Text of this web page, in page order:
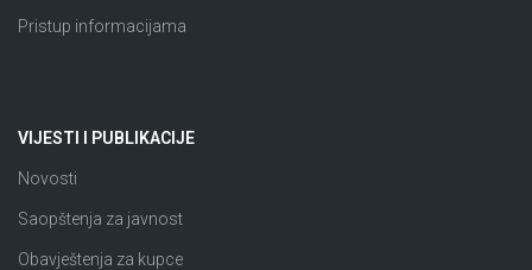
Pristup informacijama
VIJESTI I PUBLIKACIJE
Novosti
Saopštenja za javnost
Obavještenja za kupce